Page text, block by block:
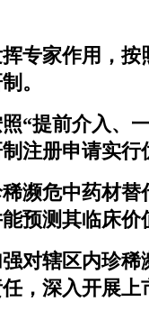
专家作用，
。
“提前介入、
注册申请实行
濒危中药材
预测其临床价
对辖区内珍
，深入开展